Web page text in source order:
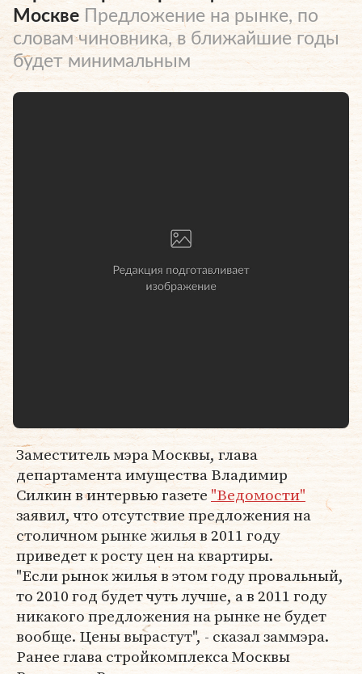
Москве Предложение на рынке, по
словам чиновника, в ближайшие годы
будет минимальным
Заместитель мэра Москвы, глава
департамента имущества Владимир
Силкин в интервью газете "Ведомости"
заявил, что отсутствие предложения на
столичном рынке жилья в 2011 году
приведет к росту цен на квартиры.
"Если рынок жилья в этом году провальный,
то 2010 год будет чуть лучше, а в 2011 году
никакого предложения на рынке не будет
вообще. Цены вырастут", - сказал заммэра.
Ранее глава стройкомплекса Москвы